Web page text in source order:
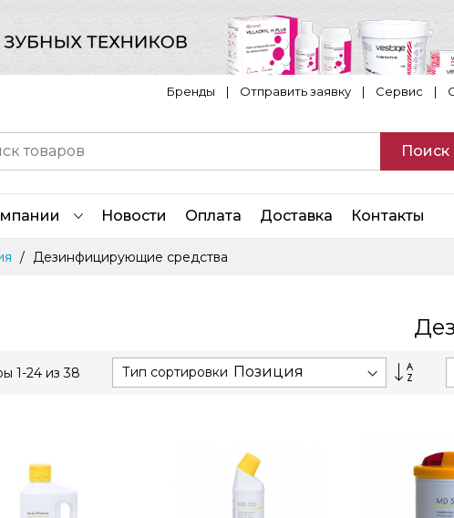
Бренды | Отправить заявку| Сервис |
Поиск
Новости Оплата Доставка Контакты
Дезинфицирующие средства
1-24из38 Тип сортировки
по